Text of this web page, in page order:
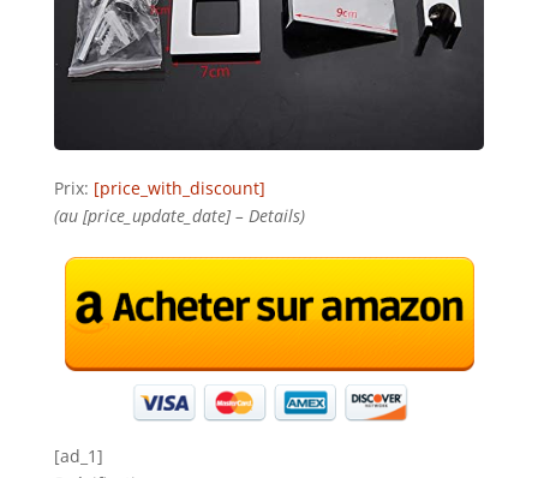
Prix: [price_with_discount]
(au [price_update_date] – Details)
[ad_1]